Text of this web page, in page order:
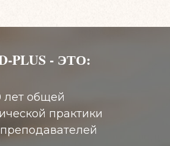
PLUS - ЭТО:
лет общей
практики